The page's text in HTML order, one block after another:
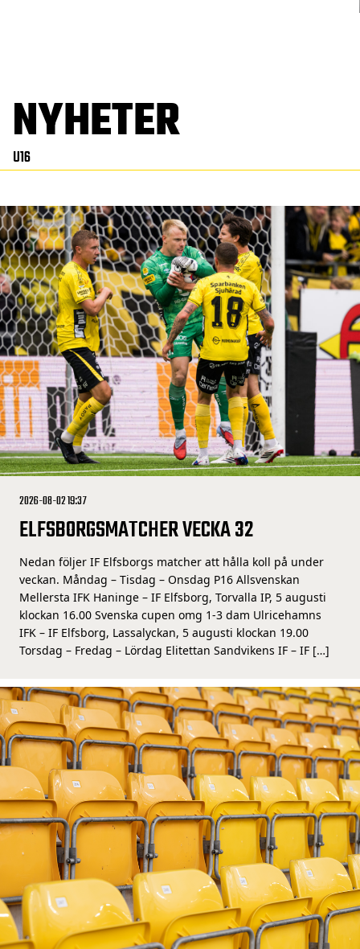
NYHETER
U16
2026-08-02 19:37
ELFSBORGSMATCHER VECKA 32
Nedan följer IF Elfsborgs matcher att hålla koll på under
veckan. Måndag – Tisdag – Onsdag P16 Allsvenskan
Mellersta IFK Haninge – IF Elfsborg, Torvalla IP, 5 augusti
klockan 16.00 Svenska cupen omg 1-3 dam Ulricehamns
IFK – IF Elfsborg, Lassalyckan, 5 augusti klockan 19.00
Torsdag – Fredag – Lördag Elitettan Sandvikens IF – IF […]